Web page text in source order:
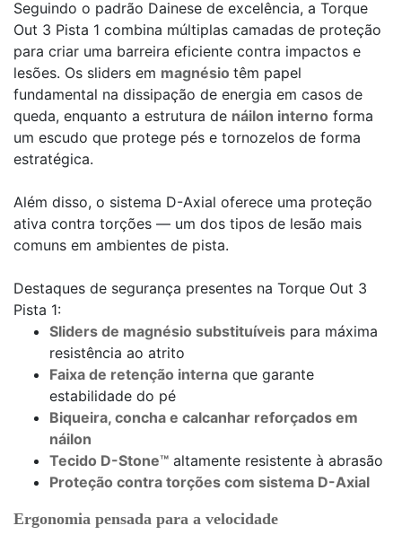
Seguindo o padrão Dainese de excelência, a Torque
Out 3 Pista 1 combina múltiplas camadas de proteção
para criar uma barreira eficiente contra impactos e
lesões. Os sliders em magnésio têm papel
fundamental na dissipação de energia em casos de
queda, enquanto a estrutura de náilon interno forma
um escudo que protege pés e tornozelos de forma
estratégica.
Além disso, o sistema D-Axial oferece uma proteção
ativa contra torções — um dos tipos de lesão mais
comuns em ambientes de pista.
Destaques de segurança presentes na Torque Out 3
Pista 1:
Sliders de magnésio substituíveis para máxima
resistência ao atrito
Faixa de retenção interna que garante
estabilidade do pé
Biqueira, concha e calcanhar reforçados em
náilon
Tecido D-Stone™ altamente resistente à abrasão
Proteção contra torções com sistema D-Axial
Ergonomia pensada para a velocidade